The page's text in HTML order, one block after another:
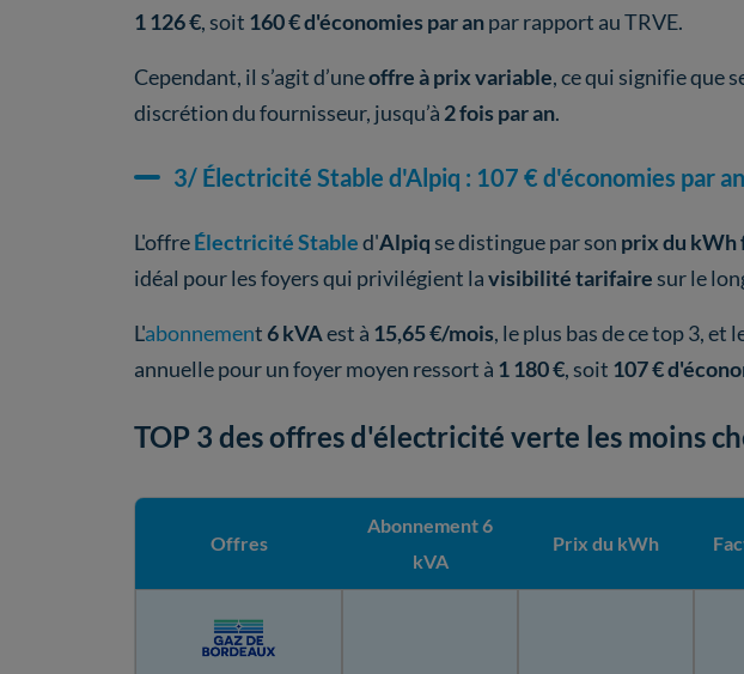
1 126 €, soit 160 € d'économies par anpar rapport au TRVE.
Cependant, il s’agit d’uneoffre à prix variable, ce qui signifie que
discrétion du fournisseur, jusqu’à2 fois par an.
3/ Électricité Stable d'Alpiq : 107 € d'économies par an
L'offreÉlectricité Stabled'Alpiq se distingue par son prix du kWh
idéal pour les foyers qui privilégient lavisibilité tarifaire sur le
L'abonnement 6 kVAest à 15,65 €/mois, le plus bas de ce top 3, et
annuelle pour un foyer moyen ressort à 1 180 €, soit 107 €
TOP 3 des offres d'électricité verte les moins
Offres
Abonnement 6
kVA
Prix du kWh